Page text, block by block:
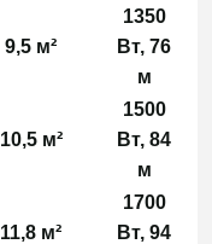
9,5 м²
1350
Вт, 76
м
10,5 м²
1500
Вт, 84
м
11,8 м²
1700
Вт, 94